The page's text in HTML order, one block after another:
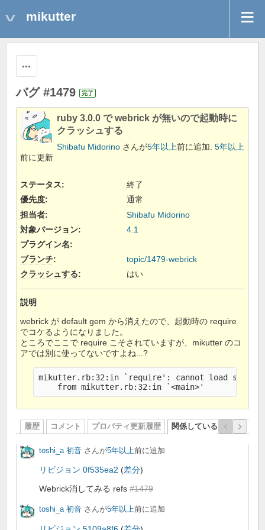
mikutter
バグ #1479 完了
ruby 3.0.0 で webrick が無いので起動時に
クラッシュする
Shibafu Midorino さんが5年以上前に追加. 5年以上
前に更新.
ステータス:
終了
優先度:
通常
担当者:
Shibafu Midorino
対象バージョン:
4.1
プラグイン名:
ブランチ:
topic/1479-webrick
クラッシュする: はい
説明
webrick が default gem から消えたので、起動時の require
でコケるようになりました。
ところでここで require こそされていますが、mikutter のコ
アでは別に使ってないですよね...?
mikutter.rb:32:in `require': cannot load such
履歴 コメント プロパティ更新履歴 関係しているリビジョン
toshi_a 初音 さんが5年以上前に追加
リビジョン 0f535ea2 (差分)
Webrick消してみる refs #1479
toshi_a 初音 さんが5年以上前に追加